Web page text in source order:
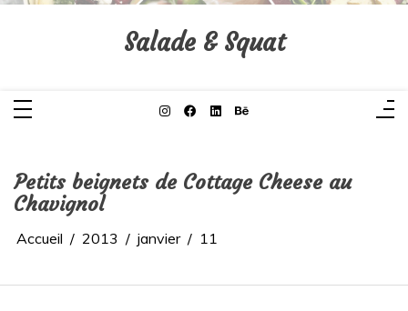
Aller
Salade & Squat
Petits beignets de Cottage Cheese au
Chavignol
Accueil 2013 janvier 11